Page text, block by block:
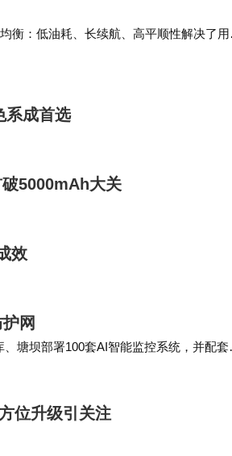
衡：低油耗、长续航、高平顺性解决了用
系成首选
5000mAh大关
效
网
塘坝部署100套AI智能监控系统，并配套
步推送…
位升级引关注